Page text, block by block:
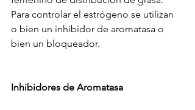
Para controlar el estrógeno se utilizan
o bien un inhibidor de aromatasa o
bien un bloqueador.
Inhibidores de Aromatasa